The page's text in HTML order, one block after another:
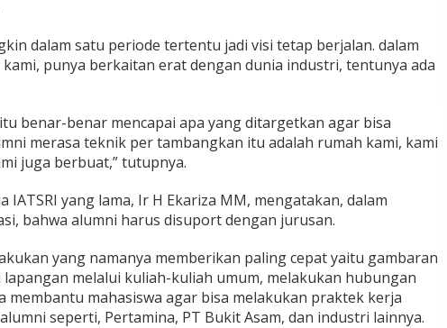
dalam satu periode tertentu jadi visi tetap berjalan. dalam
punya berkaitan erat dengan dunia industri, tentunya ada
benar-benar mencapai apa yang ditargetkan agar bisa
merasa teknik per tambangkan itu adalah rumah kami, kami
juga berbuat,” tutupnya.
IATSRI yang lama, Ir H Ekariza MM, mengatakan, dalam
bahwa alumni harus disuport dengan jurusan.
yang namanya memberikan paling cepat yaitu gambaran
melalui kuliah-kuliah umum, melakukan hubungan
membantu mahasiswa agar bisa melakukan praktek kerja
seperti, Pertamina, PT Bukit Asam, dan industri lainnya.